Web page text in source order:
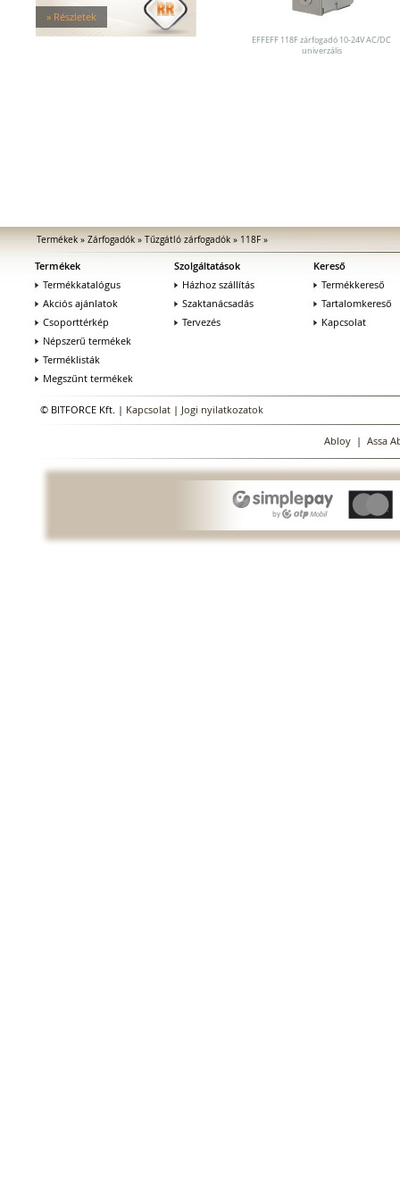
Tűzgátló zárfogadók
Nagy biztonságú zárfogadók
Zárfogadók üvegajtókhoz
» Részletek
EFFEFF 118F zárfogadó 10-24V AC/DC
univerzális
Termékek» Zárfogadók» Tűzgátló zárfogadók» 118F»
Termékek
Termékkatalógus
Akciós ajánlatok
Csoporttérkép
Népszerű termékek
Terméklisták
Megszűnt termékek
Szolgáltatások
Házhoz szállítás
Szaktanácsadás
Tervezés
Kereső
Termékkereső
Tartalomkereső
Kapcsolat
© BITFORCE Kft. | Kapcsolat | Jogi nyilatkozatok
Abloy| Assa